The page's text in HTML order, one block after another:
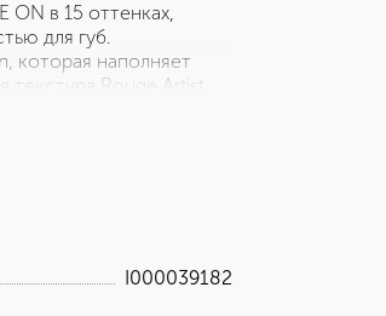
ON в 15 оттенках,
для губ.
которая наполняет
текстура Rouge Artist
мгновенно делает
I000039182